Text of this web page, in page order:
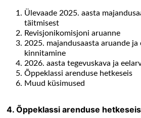
Ülevaade 2025. aasta
täitmisest
Revisjonikomisjoni aruanne
2025. majandusaasta aruande
kinnitamine
2026. aasta tegevuskava ja
Õppeklassi arenduse hetkeseis
Muud küsimused
4.Õppeklassi arenduse hetkeseis